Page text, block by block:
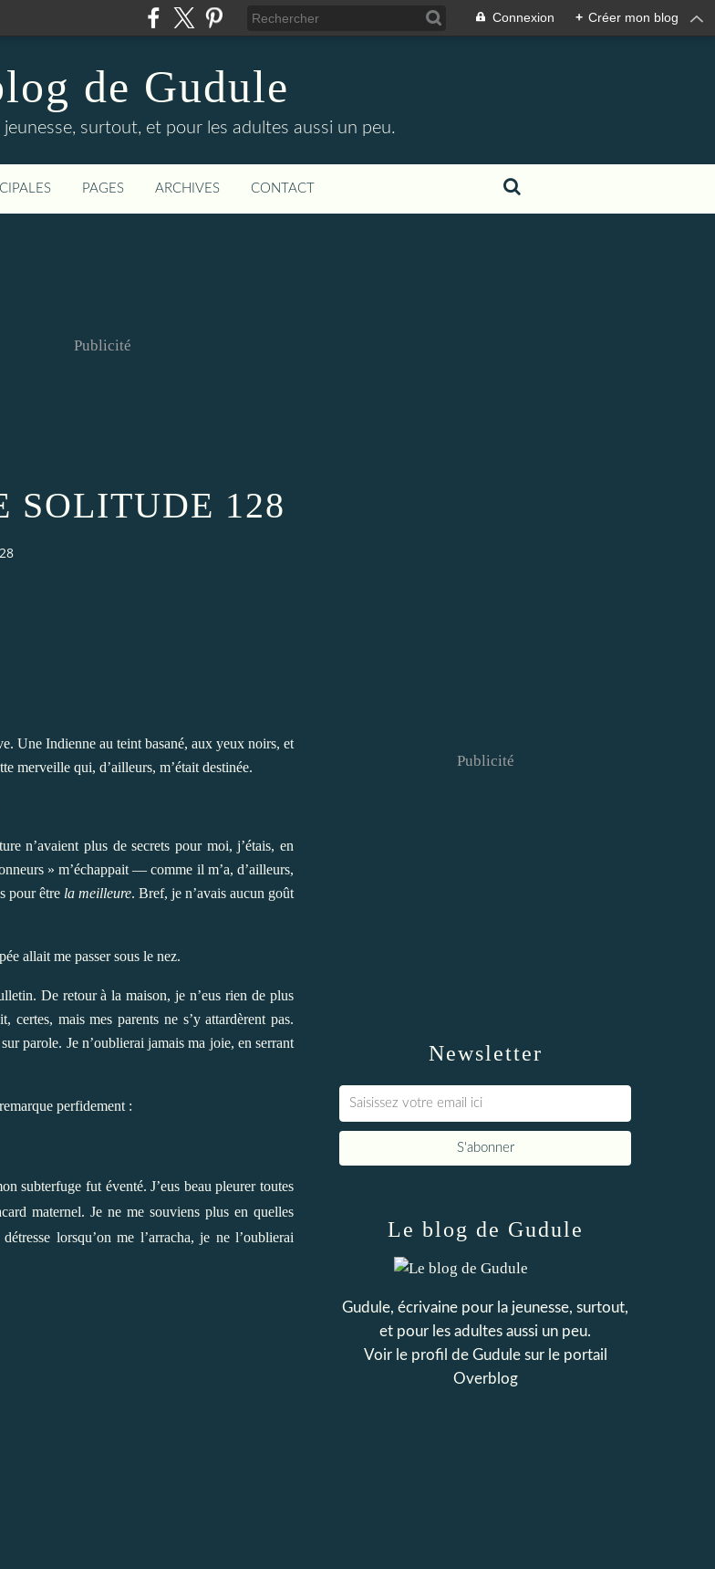
Connexion + Créer mon blog
de Gudule
surtout, et pour les adultes aussi un peu.
PAGES ARCHIVES CONTACT
Publicité
SOLITUDE 128
Une Indienne au teint basané, aux yeux noirs, et
merveille qui, d’ailleurs, m’était destinée.
n’avaient plus de secrets pour moi, j’étais, en
» m’échappait — comme il m’a, d’ailleurs,
pour être la meilleure. Bref, je n’avais aucun goût
allait me passer sous le nez.
De retour à la maison, je n’eus rien de plus
mais mes parents ne s’y attardèrent pas.
parole. Je n’oublierai jamais ma joie, en serrant
perfidement :
subterfuge fut éventé. J’eus beau pleurer toutes
maternel. Je ne me souviens plus en quelles
lorsqu’on me l’arracha, je ne l’oublierai
Newsletter
Publicité
Le blog de Gudule
Gudule, écrivaine pour la jeunesse, surtout,
et pour les adultes aussi un peu.
Voir le profil de Gudulesur le portail
Overblog